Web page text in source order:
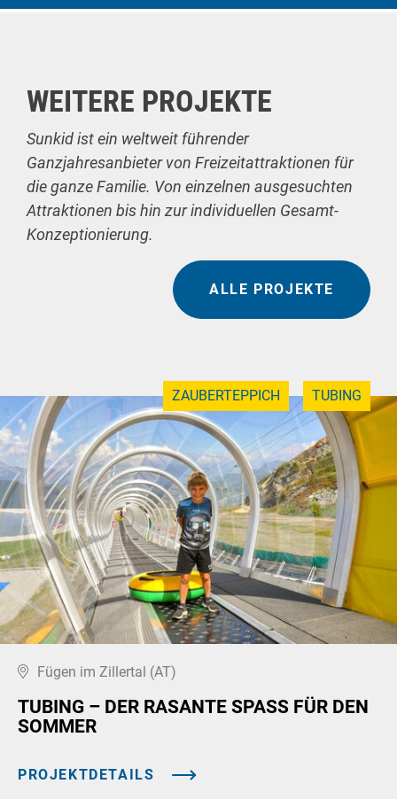
WEITERE PROJEKTE
Sunkid ist ein weltweit führender
Ganzjahresanbieter von Freizeitattraktionen für
die ganze Familie. Von einzelnen ausgesuchten
Attraktionen bis hin zur individuellen Gesamt-
Konzeptionierung.
ALLE PROJEKTE
ZAUBERTEPPICH TUBING
Fügen im Zillertal (AT)
TUBING – DER RASANTE SPASS FÜR DEN S
OMMER
PROJEKTDETAILS